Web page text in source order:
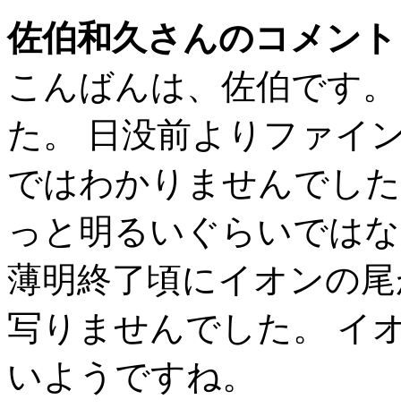
佐伯和久さんのコメン
こんばんは、佐伯です
た。 日没前よりファイ
ではわかりませんでし
っと明るいぐらいでは
薄明終了頃にイオンの
写りませんでした。 イ
いようですね。